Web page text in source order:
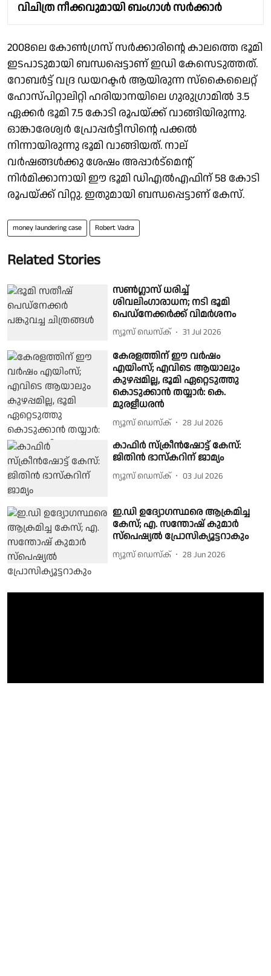
വിചിത്ര നീക്കവുമായി ബംഗാൾ സർക്കാർ
2008ലെ കോൺഗ്രസ് സർക്കാരിൻ്റെ കാലത്തെ ഭൂമി
ഇടപാടുമായി ബന്ധപ്പെട്ടാണ് ഇഡി കേസെടുത്തത്.
റോബര്‍ട്ട് വദ്ര ഡയറക്ടര്‍ ആയിരുന്ന സ്‌കൈലൈറ്റ്
ഹോസ്പിറ്റാലിറ്റി ഹരിയാനയിലെ ഗുരുഗ്രാമില്‍ 3.5
ഏക്കര്‍ ഭൂമി 7.5 കോടി രൂപയ്ക്ക് വാങ്ങിയിരുന്നു.
ഓങ്കാരേശ്വര്‍ പ്രോപ്പര്‍ട്ടീസിന്റെ പക്കല്‍
നിന്നായിരുന്നു ഭൂമി വാങ്ങിയത്. നാല്
വര്‍ഷങ്ങള്‍ക്കു ശേഷം അപ്പാര്‍ട്‌മെന്റ്
നിര്‍മിക്കാനായി ഈ ഭൂമി ഡിഎല്‍എഫിന് 58 കോടി
രൂപയ്ക്ക് വിറ്റു. ഇതുമായി ബന്ധപ്പെട്ടാണ് കേസ്.
money laundering case Robert Vadra
Related Stories
സൺഗ്ലാസ് ധരിച്ച്
ശിവലിംഗാരാധന; നടി ഭൂമി
പെഡ്നേക്കർക്ക് വിമർശനം
ന്യൂസ് ഡെസ്ക് 31 Jul 2026
കേരളത്തിന് ഈ വര്‍ഷം
എയിംസ്; എവിടെ ആയാലും
കുഴപ്പമില്ല, ഭൂമി ഏറ്റെടുത്തു
കൊടുക്കാന്‍ തയ്യാര്‍: കെ.
മുരളീധരന്‍
ന്യൂസ് ഡെസ്ക് 28 Jul 2026
കാഫിർ സ്ക്രീൻഷോട്ട് കേസ്:
ജിതിൻ ഭാസ്കറിന് ജാമ്യം
ന്യൂസ് ഡെസ്ക് 03 Jul 2026
ഇ.ഡി ഉദ്യോഗസ്ഥരെ ആക്രമിച്ച
കേസ്; എ. സന്തോഷ് കുമാർ
സ്പെഷ്യൽ പ്രോസിക്യൂട്ടറാകും
ന്യൂസ് ഡെസ്ക് 28 Jun 2026